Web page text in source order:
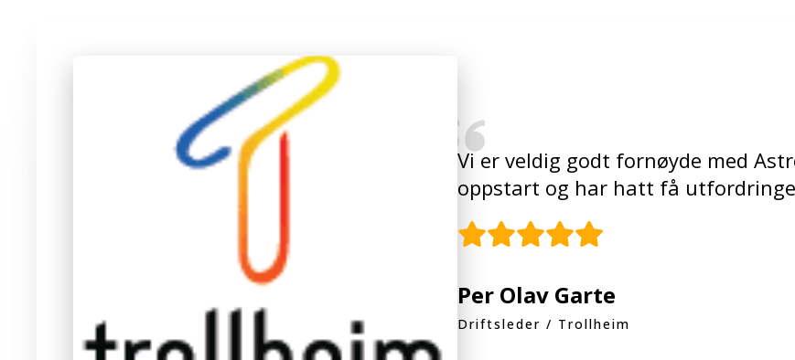
Vi er veldig godt fornøyde med
oppstart og har hatt få
Per Olav Garte
Driftsleder / Trollheim